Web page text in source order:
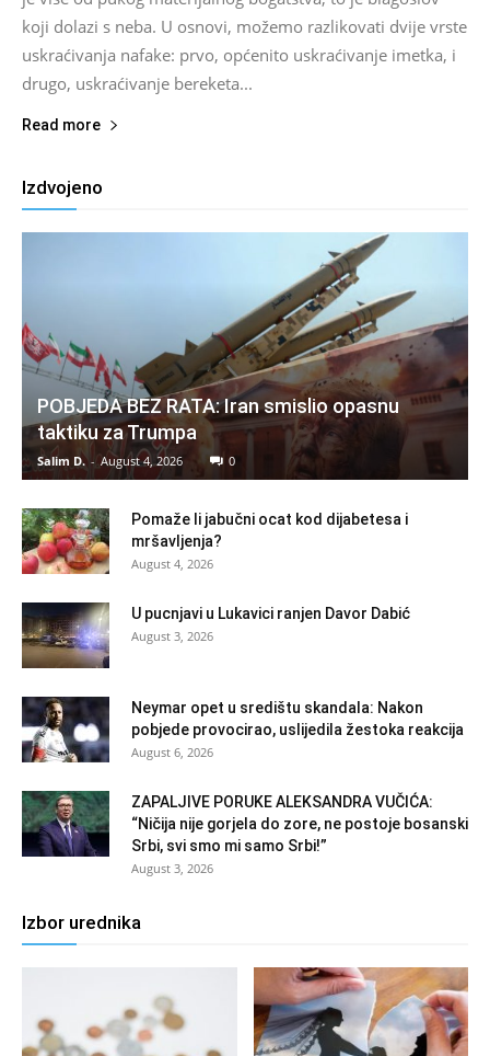
koji dolazi s neba. U osnovi, možemo razlikovati dvije vrste
uskraćivanja nafake: prvo, općenito uskraćivanje imetka, i
drugo, uskraćivanje bereketa...
Read more
Izdvojeno
POBJEDA BEZ RATA: Iran smislio opasnu
taktiku za Trumpa
Salim D. - August 4, 2026 0
Pomaže li jabučni ocat kod dijabetesa i
mršavljenja?
August 4, 2026
U pucnjavi u Lukavici ranjen Davor Dabić
August 3, 2026
Neymar opet u središtu skandala: Nakon
pobjede provocirao, uslijedila žestoka reakcija
August 6, 2026
ZAPALJIVE PORUKE ALEKSANDRA VUČIĆA:
“Ničija nije gorjela do zore, ne postoje bosanski
Srbi, svi smo mi samo Srbi!”
August 3, 2026
Izbor urednika